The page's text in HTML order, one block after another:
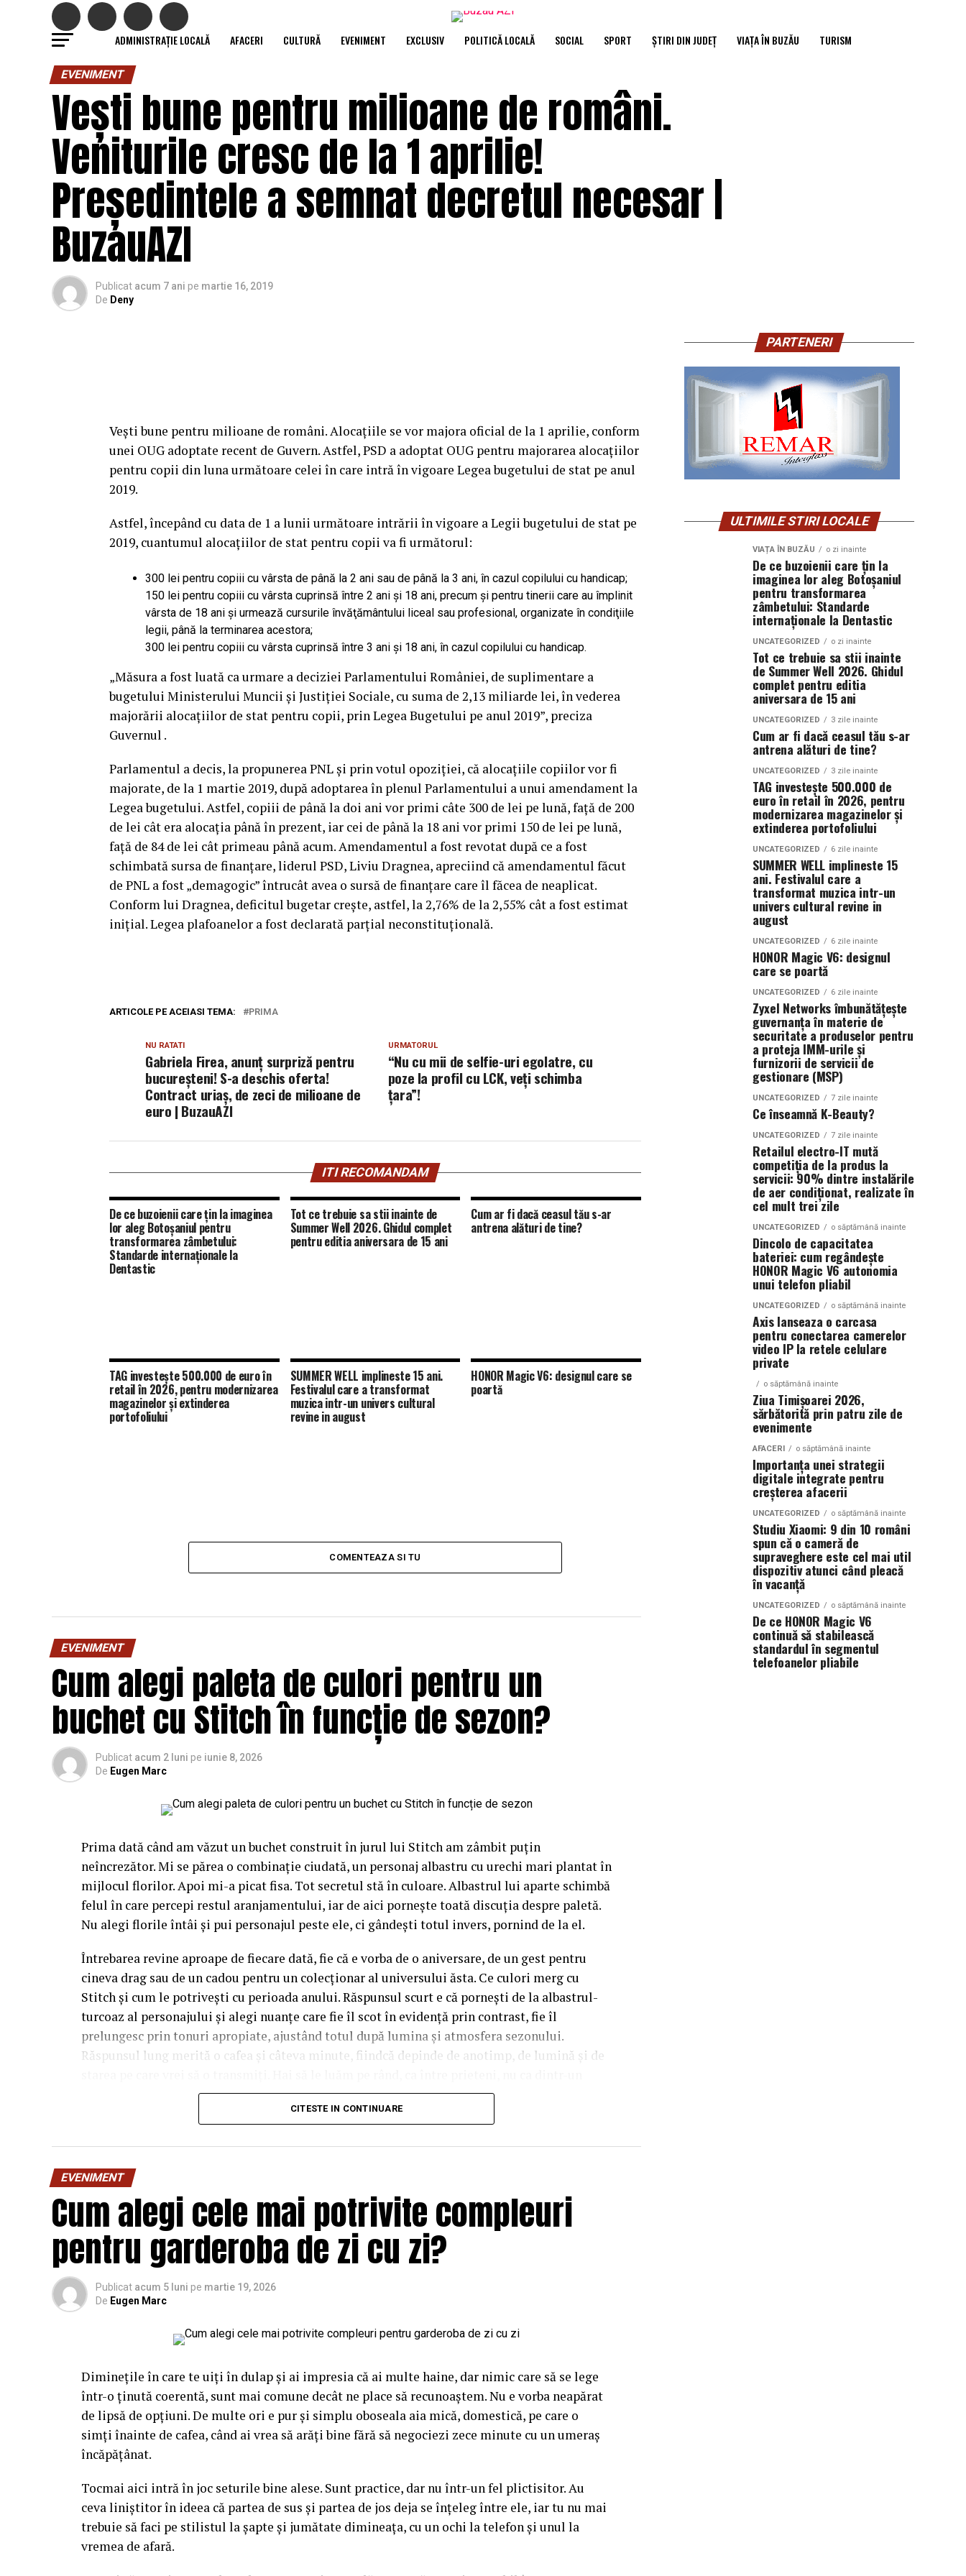
ADMINISTRAȚIE LOCALĂ AFACERI CULTURĂ EVENIMENT EXCLUSIV POLITICĂ LOCALĂ SOCIAL SPORT ȘTIRI DIN JUDEȚ VIAȚA ÎN BUZĂU TURISM
EVENIMENT
Vești bune pentru milioane de români.
Veniturile cresc de la 1 aprilie!
Președintele a semnat decretul necesar |
BuzauAZI
Publicat acum 7 ani pe martie 16, 2019
De Deny
Vești bune pentru milioane de români. Alocaţiile se vor majora oficial de la 1 aprilie, conform
unei OUG adoptate recent de Guvern. Astfel, PSD a adoptat OUG pentru majorarea alocaţiilor
pentru copii din luna următoare celei în care intră în vigoare Legea bugetului de stat pe anul
2019.
Astfel, începând cu data de 1 a lunii următoare intrării în vigoare a Legii bugetului de stat pe
2019, cuantumul alocaţiilor de stat pentru copii va fi următorul:
300 lei pentru copiii cu vârsta de până la 2 ani sau de până la 3 ani, în cazul copilului cu handicap;
150 lei pentru copiii cu vârsta cuprinsă între 2 ani şi 18 ani, precum şi pentru tinerii care au împlinit
vârsta de 18 ani şi urmează cursurile învăţământului liceal sau profesional, organizate în condiţiile
legii, până la terminarea acestora;
300 lei pentru copiii cu vârsta cuprinsă între 3 ani şi 18 ani, în cazul copilului cu handicap.
„Măsura a fost luată ca urmare a deciziei Parlamentului României, de suplimentare a
bugetului Ministerului Muncii şi Justiţiei Sociale, cu suma de 2,13 miliarde lei, în vederea
majorării alocaţiilor de stat pentru copii, prin Legea Bugetului pe anul 2019”, preciza
Guvernul .
Parlamentul a decis, la propunerea PNL şi prin votul opoziţiei, că alocaţiile copiilor vor fi
majorate, de la 1 martie 2019, după adoptarea în plenul Parlamentului a unui amendament la
Legea bugetului. Astfel, copiii de până la doi ani vor primi câte 300 de lei pe lună, faţă de 200
de lei cât era alocaţia până în prezent, iar cei de până la 18 ani vor primi 150 de lei pe lună,
faţă de 84 de lei cât primeau până acum. Amendamentul a fost revotat după ce a fost
schimbată sursa de finanţare, liderul PSD, Liviu Dragnea, apreciind că amendamentul făcut
de PNL a fost „demagogic” întrucât avea o sursă de finanţare care îl făcea de neaplicat.
Conform lui Dragnea, deficitul bugetar creşte, astfel, la 2,76% de la 2,55% cât a fost estimat
iniţial. Legea plafoanelor a fost declarată parţial neconstituţională.
ARTICOLE PE ACEIASI TEMA: PRIMA
URMATORUL
“Nu cu mii de selfie-uri egolatre, cu
poze la profil cu LCK, veți schimba
țara”!
NU RATATI
Gabriela Firea, anunț surpriză pentru
bucureșteni! S-a deschis oferta!
Contract uriaș, de zeci de milioane de
euro | BuzauAZI
ITI RECOMANDAM
De ce buzoienii care țin la imaginea
lor aleg Botoșaniul pentru
transformarea zâmbetului:
Standarde internaționale la
Dentastic
Tot ce trebuie sa stii inainte de
Summer Well 2026. Ghidul complet
pentru editia aniversara de 15 ani
Cum ar fi dacă ceasul tău s-ar
antrena alături de tine?
TAG investește 500.000 de euro în
retail în 2026, pentru modernizarea
magazinelor și extinderea
portofoliului
SUMMER WELL implineste 15 ani.
Festivalul care a transformat
muzica intr-un univers cultural
revine in august
HONOR Magic V6: designul care se
poartă
COMENTEAZA SI TU
EVENIMENT
Cum alegi paleta de culori pentru un
buchet cu Stitch în funcție de sezon?
Publicat acum 2 luni pe iunie 8, 2026
De Eugen Marc
Prima dată când am văzut un buchet construit în jurul lui Stitch am zâmbit puțin
neîncrezător. Mi se părea o combinație ciudată, un personaj albastru cu urechi mari plantat în
mijlocul florilor. Apoi mi-a picat fisa. Tot secretul stă în culoare. Albastrul lui aparte schimbă
felul în care percepi restul aranjamentului, iar de aici pornește toată discuția despre paletă.
Nu alegi florile întâi și pui personajul peste ele, ci gândești totul invers, pornind de la el.
Întrebarea revine aproape de fiecare dată, fie că e vorba de o aniversare, de un gest pentru
cineva drag sau de un cadou pentru un colecționar al universului ăsta. Ce culori merg cu
Stitch și cum le potrivești cu perioada anului. Răspunsul scurt e că pornești de la albastrul-
turcoaz al personajului și alegi nuanțe care fie îl scot în evidență prin contrast, fie îl
prelungesc prin tonuri apropiate, ajustând totul după lumina și atmosfera sezonului.
Răspunsul lung merită o cafea și câteva minute, fiindcă depinde de anotimp, de lumină și de
De ce contează atât de mult culoarea de bază a
Tot farmecul vine din faptul că Stitch are un albastru care nu seamănă cu albastrul florilor
obișnuite. E un albastru-turcoaz, ușor saturat, cu accente de roz în interiorul urechilor. Asta
înseamnă că personajul aduce deja două culori în ecuație înainte să așezi o singură floare
lângă el. Dacă ignori amănuntul ăsta, ajungi ușor la un aranjament care se bate cap în cap, în
care albastrul rece și florile nimeresc în registre care nu vorbesc între ele.
Gândește-te la el ca la o piesă vestimentară cu personalitate. Când porți ceva turcoaz, nu te
ori contraste calde care îl scot în față, ori tonuri reci care îl liniștesc și îl extind. Sezonul
pe nesimțite.
Mai e un lucru pe care l-am prins abia în timp. Florile naturale și cele lucrate manual, din
materiale textile sau hârtie, reacționează diferit la aceeași culoare, în funcție de lumina
anotimpului. Un roz care pare delicat în aprilie devine spălăcit într-o zi cenușie de
lumina pe ele.
Primăvara și pastelurile care respiră
CITESTE IN CONTINUARE
EVENIMENT
Cum alegi cele mai potrivite compleuri
pentru garderoba de zi cu zi?
Publicat acum 5 luni pe martie 19, 2026
De Eugen Marc
Diminețile în care te uiți în dulap și ai impresia că ai multe haine, dar nimic care să se lege
într-o ținută coerentă, sunt mai comune decât ne place să recunoaștem. Nu e vorba neapărat
de lipsă de opțiuni. De multe ori e pur și simplu oboseala aia mică, domestică, pe care o
simți înainte de cafea, când ai vrea să arăți bine fără să negociezi zece minute cu un umeraș
încăpățânat.
Tocmai aici intră în joc seturile bine alese. Sunt practice, dar nu într-un fel plictisitor. Au
ceva liniștitor în ideea că partea de sus și partea de jos deja se înțeleg între ele, iar tu nu mai
trebuie să faci pe stilistul la șapte și jumătate dimineața, cu un ochi la telefon și unul la
vremea de afară.
PARTENERI
ULTIMILE STIRI LOCALE
VIAȚA ÎN BUZĂU o zi inainte
De ce buzoienii care țin la
imaginea lor aleg Botoșaniul
pentru transformarea
zâmbetului: Standarde
internaționale la Dentastic
UNCATEGORIZED o zi inainte
Tot ce trebuie sa stii inainte
de Summer Well 2026. Ghidul
complet pentru editia
aniversara de 15 ani
UNCATEGORIZED 3 zile inainte
Cum ar fi dacă ceasul tău s-ar
antrena alături de tine?
UNCATEGORIZED 3 zile inainte
TAG investește 500.000 de
euro în retail în 2026, pentru
modernizarea magazinelor și
extinderea portofoliului
UNCATEGORIZED 6 zile inainte
SUMMER WELL implineste 15
ani. Festivalul care a
transformat muzica intr-un
univers cultural revine in
august
UNCATEGORIZED 6 zile inainte
HONOR Magic V6: designul
care se poartă
UNCATEGORIZED 6 zile inainte
Zyxel Networks îmbunătățește
guvernanța în materie de
securitate a produselor pentru
a proteja IMM-urile și
furnizorii de servicii de
gestionare (MSP)
UNCATEGORIZED 7 zile inainte
Ce înseamnă K-Beauty?
UNCATEGORIZED 7 zile inainte
Retailul electro-IT mută
competiția de la produs la
servicii: 90% dintre instalările
de aer condiționat, realizate în
cel mult trei zile
UNCATEGORIZED o săptămână inainte
Dincolo de capacitatea
bateriei: cum regândește
HONOR Magic V6 autonomia
unui telefon pliabil
UNCATEGORIZED o săptămână inainte
Axis lanseaza o carcasa
pentru conectarea camerelor
video IP la retele celulare
private
o săptămână inainte
Ziua Timișoarei 2026,
sărbătorită prin patru zile de
evenimente
AFACERI o săptămână inainte
Importanța unei strategii
digitale integrate pentru
creșterea afacerii
UNCATEGORIZED o săptămână inainte
Studiu Xiaomi: 9 din 10 români
spun că o cameră de
supraveghere este cel mai util
dispozitiv atunci când pleacă
în vacanță
UNCATEGORIZED o săptămână inainte
De ce HONOR Magic V6
continuă să stabilească
standardul în segmentul
telefoanelor pliabile